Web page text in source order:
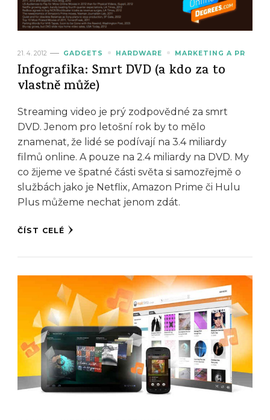
21. 4. 2012 GADGETS HARDWARE MARKETING A PR
Infografika: Smrt DVD (a kdo za to
vlastně může)
Streaming video je prý zodpovědné za smrt
DVD. Jenom pro letošní rok by to mělo
znamenat, že lidé se podívají na 3.4 miliardy
filmů online. A pouze na 2.4 miliardy na DVD. My
co žijeme ve špatné části světa si samozřejmě o
službách jako je Netflix, Amazon Prime či Hulu
Plus můžeme nechat jenom zdát.
ČÍST CELÉ